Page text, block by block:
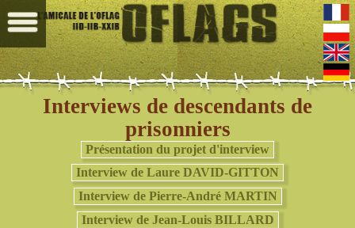
Interviews de descendants de
prisonniers
Présentation du projet d'interview
Interview de Laure DAVID-GITTON
Interview de Pierre-André MARTIN
Interview de Jean-Louis BILLARD